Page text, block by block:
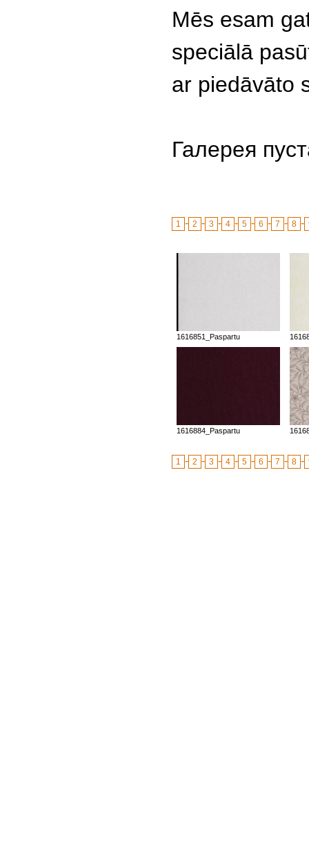
Mēs esam
speciālā
ar piedāvāto
Галерея
1 - 2 - 3 - 4 - 5 - 6 - 7 - 8 -
1616851_Paspartu
1616884_Paspartu
1 - 2 - 3 - 4 - 5 - 6 - 7 - 8 -